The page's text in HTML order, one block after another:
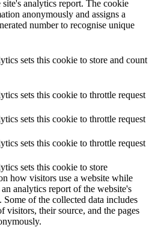
site's analytics report. The cookie
anonymously and assigns a
number to recognise unique
sets this cookie to store and count
sets this cookie to throttle request
sets this cookie to throttle request
sets this cookie to throttle request
sets this cookie to store
how visitors use a website while
analytics report of the website's
Some of the collected data includes
visitors, their source, and the pages